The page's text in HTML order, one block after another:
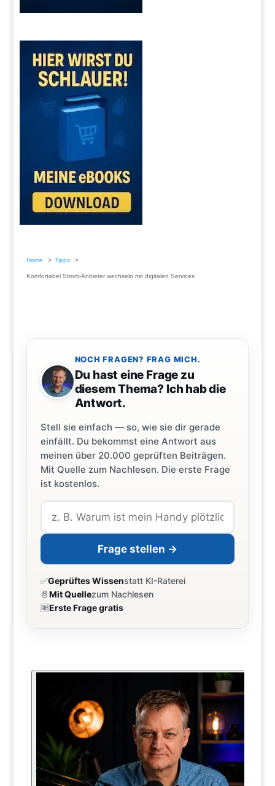
Home Tipps
Komfortabel Strom-Anbieter wechseln mit digitalen Services
NOCH FRAGEN? FRAG MICH.
Du hast eine Frage zu
diesem Thema? Ich hab die
Antwort.
Stell sie einfach — so, wie sie dir gerade
einfällt. Du bekommst eine Antwort aus
meinen über 20.000 geprüften Beiträgen.
Mit Quelle zum Nachlesen. Die erste Frage
ist kostenlos.
Frage stellen →
✅Geprüftes Wissenstatt KI-Raterei
📄Mit Quellezum Nachlesen
🆓Erste Frage gratis